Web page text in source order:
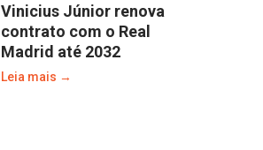
Vinicius Júnior renova
contrato com o Real
Madrid até 2032
Leia mais →